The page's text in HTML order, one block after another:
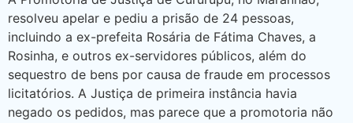
resolveu apelar e pediu a prisão de 24 pessoas,
incluindo a ex-prefeita Rosária de Fátima Chaves, a
Rosinha, e outros ex-servidores públicos, além do
sequestro de bens por causa de fraude em processos
licitatórios. A Justiça de primeira instância havia
negado os pedidos, mas parece que a promotoria não